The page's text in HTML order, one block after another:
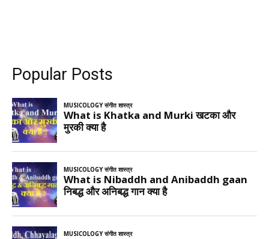
Popular Posts